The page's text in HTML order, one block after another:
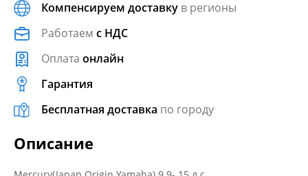
Компенсируем доставку в регионы
Работаем с НДС
Оплата онлайн
Гарантия
Бесплатная доставка по городу
Описание